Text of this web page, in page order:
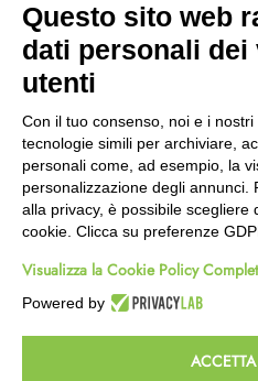
Wishlist
CEP GREEN
Fanano (MO)
059 8676485
349 9202419
388 8659473
info@cepgreen.com
Orario
Dal lunedì al venerdì
8:00 – 12:30 / 13:30 - 19:00
8:30 – 12:30 / 15:30 - 19:00
Questo sito web
dati personali
utenti
Con il tuo consenso, noi e i
tecnologie simili per archiviare,
personali come, ad esempio, la
personalizzazione degli annunci.
alla privacy, è possibile scegliere
cookie. Clicca su preferenze
Visualizza la Cookie Policy
Powered by